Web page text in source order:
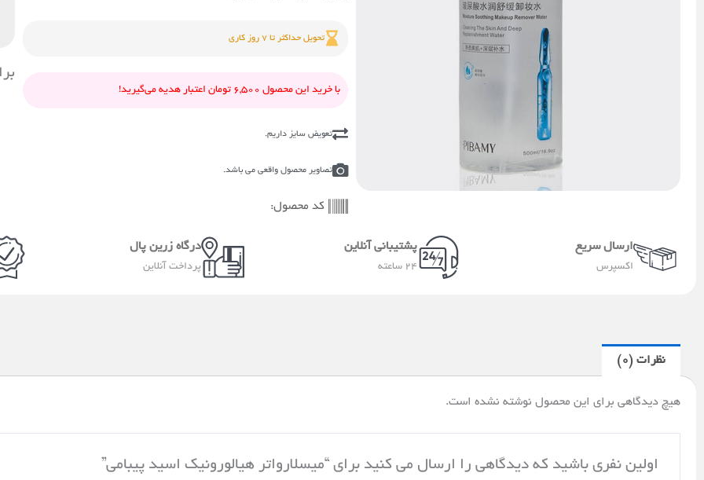
تحویل حداکثر تا 7 روز کاری
با خرید این محصول 6,500 تومان اعتبار هدیه می‌گیرید!
تعویض سایز داریم.
تصاویر محصول واقعی می باشد.
کد محصول:
ارسال سریع
اکسپرس
پشتیبانی آنلاین
24 ساعته
درگاه زرین پال
پرداخت آنلاین
نظرات (0)
هیچ دیدگاهی برای این محصول نوشته نشده است.
اولین نفری باشید که دیدگاهی را ارسال می کنید برای “میسلارواتر هیالورونیک اسید پیبامی”